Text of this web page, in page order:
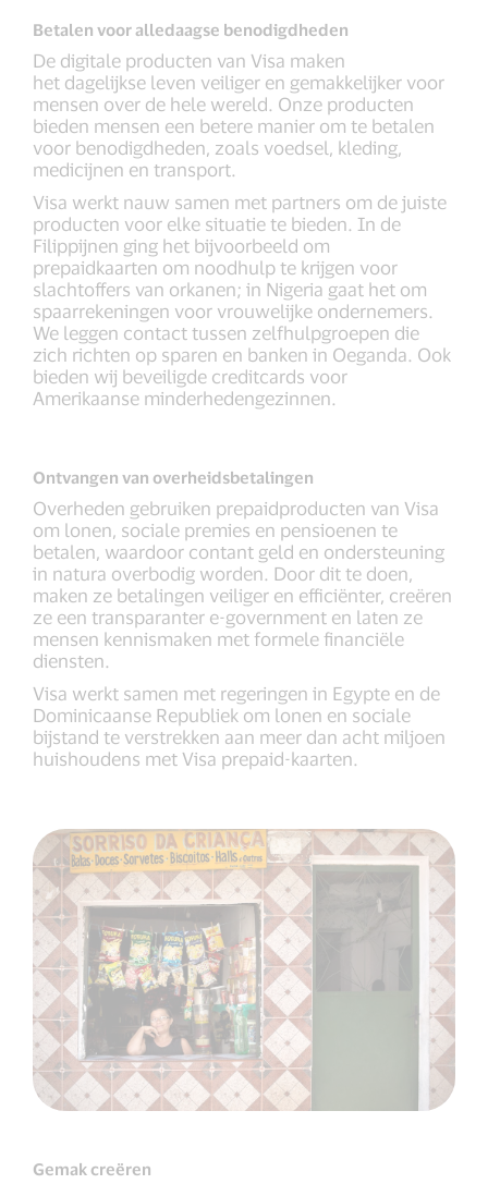
Betalen voor alledaagse benodigdheden
De digitale producten van Visa maken
het dagelijkse leven veiliger en gemakkelijker voor
mensen over de hele wereld. Onze producten
bieden mensen een betere manier om te betalen
voor benodigdheden, zoals voedsel, kleding,
medicijnen en transport.
Visa werkt nauw samen met partners om de juiste
producten voor elke situatie te bieden. In de
Filippijnen ging het bijvoorbeeld om
prepaidkaarten om noodhulp te krijgen voor
slachtoffers van orkanen; in Nigeria gaat het om
spaarrekeningen voor vrouwelijke ondernemers.
We leggen contact tussen zelfhulpgroepen die
zich richten op sparen en banken in Oeganda. Ook
bieden wij beveiligde creditcards voor
Amerikaanse minderhedengezinnen.
Ontvangen van overheidsbetalingen
Overheden gebruiken prepaidproducten van Visa
om lonen, sociale premies en pensioenen te
betalen, waardoor contant geld en ondersteuning
in natura overbodig worden. Door dit te doen,
maken ze betalingen veiliger en efficiënter, creëren
ze een transparanter e-government en laten ze
mensen kennismaken met formele financiële
diensten.
Visa werkt samen met regeringen in Egypte en de
Dominicaanse Republiek om lonen en sociale
bijstand te verstrekken aan meer dan acht miljoen
huishoudens met Visa prepaid-kaarten.
Gemak creëren